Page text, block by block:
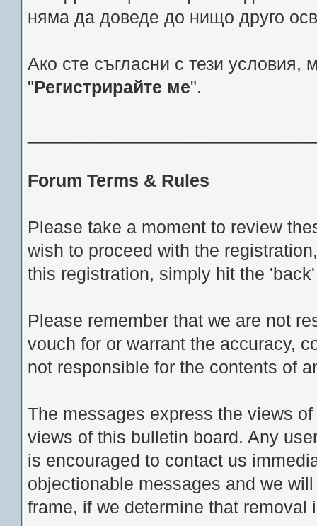
няма да доведе до нищо друго
Ако сте съгласни с тези условия,
"Регистрирайте ме".
Forum Terms & Rules
Please take a moment to review
wish to proceed with the
this registration, simply hit the
Please remember that we are not
vouch for or warrant the accuracy,
not responsible for the contents of
The messages express the views
views of this bulletin board. Any
is encouraged to contact us
objectionable messages and we
frame, if we determine that removal